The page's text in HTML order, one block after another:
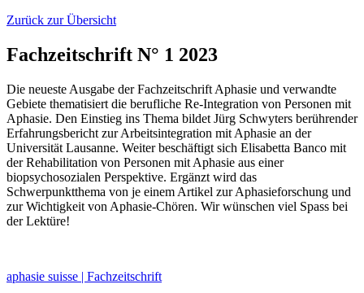
Zurück zur Übersicht
Fachzeitschrift N° 1 2023
Die neueste Ausgabe der Fachzeitschrift Aphasie und verwandte
Gebiete thematisiert die berufliche Re-Integration von Personen mit
Aphasie. Den Einstieg ins Thema bildet Jürg Schwyters berührender
Erfahrungsbericht zur Arbeitsintegration mit Aphasie an der
Universität Lausanne. Weiter beschäftigt sich Elisabetta Banco mit
der Rehabilitation von Personen mit Aphasie aus einer
biopsychosozialen Perspektive. Ergänzt wird das
Schwerpunktthema von je einem Artikel zur Aphasieforschung und
zur Wichtigkeit von Aphasie-Chören. Wir wünschen viel Spass bei
der Lektüre!
aphasie suisse | Fachzeitschrift